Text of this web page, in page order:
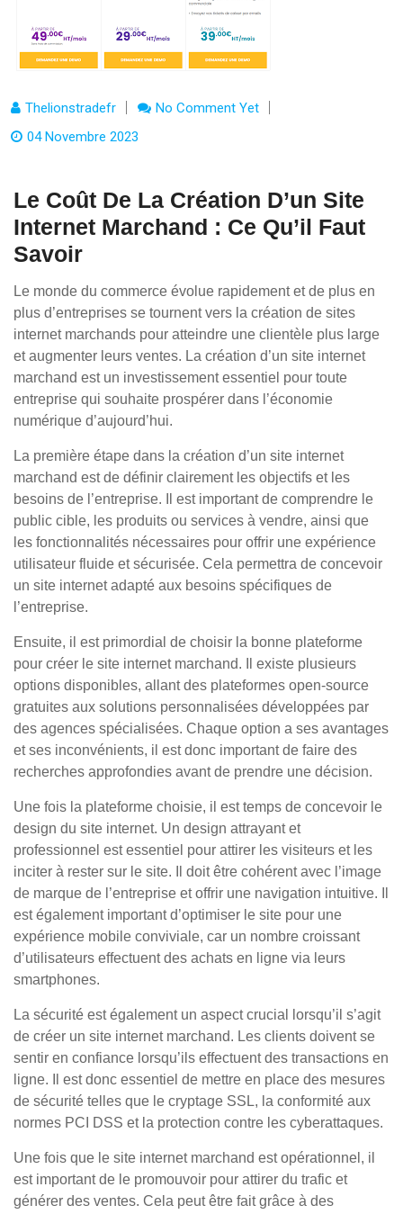
Thelionstradefr
No Comment Yet
04 Novembre 2023
Le Coût De La Création D’un Site
Internet Marchand : Ce Qu’il Faut
Savoir
Le monde du commerce évolue rapidement et de plus en
plus d’entreprises se tournent vers la création de sites
internet marchands pour atteindre une clientèle plus large
et augmenter leurs ventes. La création d’un site internet
marchand est un investissement essentiel pour toute
entreprise qui souhaite prospérer dans l’économie
numérique d’aujourd’hui.
La première étape dans la création d’un site internet
marchand est de définir clairement les objectifs et les
besoins de l’entreprise. Il est important de comprendre le
public cible, les produits ou services à vendre, ainsi que
les fonctionnalités nécessaires pour offrir une expérience
utilisateur fluide et sécurisée. Cela permettra de concevoir
un site internet adapté aux besoins spécifiques de
l’entreprise.
Ensuite, il est primordial de choisir la bonne plateforme
pour créer le site internet marchand. Il existe plusieurs
options disponibles, allant des plateformes open-source
gratuites aux solutions personnalisées développées par
des agences spécialisées. Chaque option a ses avantages
et ses inconvénients, il est donc important de faire des
recherches approfondies avant de prendre une décision.
Une fois la plateforme choisie, il est temps de concevoir le
design du site internet. Un design attrayant et
professionnel est essentiel pour attirer les visiteurs et les
inciter à rester sur le site. Il doit être cohérent avec l’image
de marque de l’entreprise et offrir une navigation intuitive. Il
est également important d’optimiser le site pour une
expérience mobile conviviale, car un nombre croissant
d’utilisateurs effectuent des achats en ligne via leurs
smartphones.
La sécurité est également un aspect crucial lorsqu’il s’agit
de créer un site internet marchand. Les clients doivent se
sentir en confiance lorsqu’ils effectuent des transactions en
ligne. Il est donc essentiel de mettre en place des mesures
de sécurité telles que le cryptage SSL, la conformité aux
normes PCI DSS et la protection contre les cyberattaques.
Une fois que le site internet marchand est opérationnel, il
est important de le promouvoir pour attirer du trafic et
générer des ventes. Cela peut être fait grâce à des